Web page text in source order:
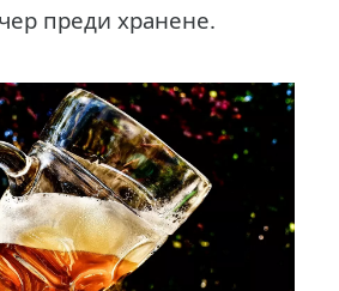
преди хранене.